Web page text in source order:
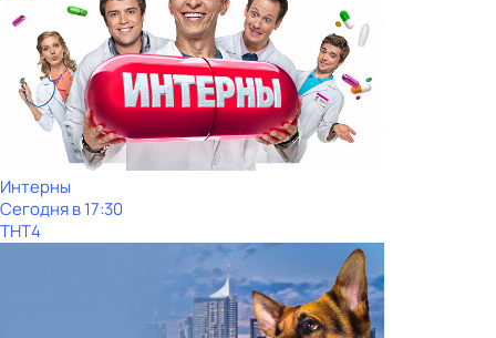
Интерны
Сегодня в 17:30
ТНТ4